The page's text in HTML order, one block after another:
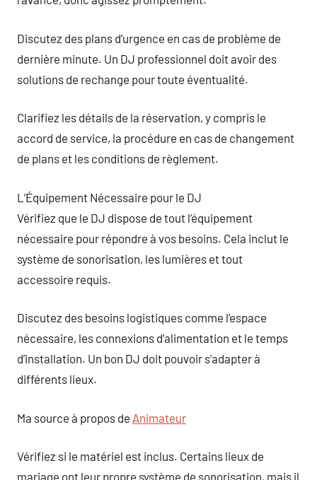
Discutez des plans d’urgence en cas de problème de
dernière minute. Un DJ professionnel doit avoir des
solutions de rechange pour toute éventualité.
Clarifiez les détails de la réservation, y compris le
accord de service, la procédure en cas de changement
de plans et les conditions de règlement.
L’Équipement Nécessaire pour le DJ
Vérifiez que le DJ dispose de tout l’équipement
nécessaire pour répondre à vos besoins. Cela inclut le
système de sonorisation, les lumières et tout
accessoire requis.
Discutez des besoins logistiques comme l’espace
nécessaire, les connexions d’alimentation et le temps
d’installation. Un bon DJ doit pouvoir s’adapter à
différents lieux.
Ma source à propos de Animateur
Vérifiez si le matériel est inclus. Certains lieux de
mariage ont leur propre système de sonorisation, mais il